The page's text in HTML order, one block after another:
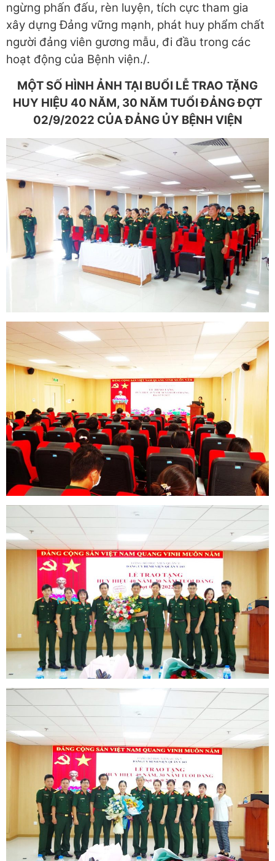
ngừng phấn đấu, rèn luyện, tích cực tham gia
xây dựng Đảng vững mạnh, phát huy phẩm chất
người đảng viên gương mẫu, đi đầu trong các
hoạt động của Bệnh viện./.
MỘT SỐ HÌNH ẢNH TẠI BUỔI LỄ TRAO TẶNG
HUY HIỆU 40 NĂM, 30 NĂM TUỔI ĐẢNG ĐỢT
02/9/2022 CỦA ĐẢNG ỦY BỆNH VIỆN